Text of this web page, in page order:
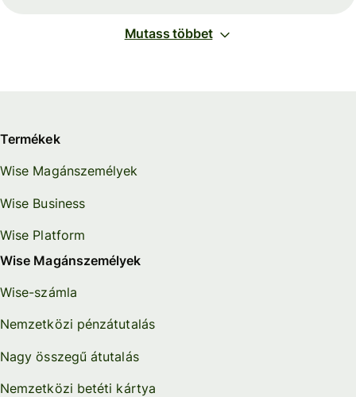
Mutass többet
Termékek
Wise Magánszemélyek
Wise Business
Wise Platform
Wise Magánszemélyek
Wise-számla
Nemzetközi pénzátutalás
Nagy összegű átutalás
Nemzetközi betéti kártya